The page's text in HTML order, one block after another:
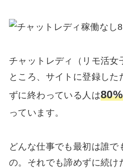
チャットレディ（リモ活女
ところ、サイトに登録し
ずに終わっている人は
っています。
どんな仕事でも最初は誰で
の。それでも諦めずに続け